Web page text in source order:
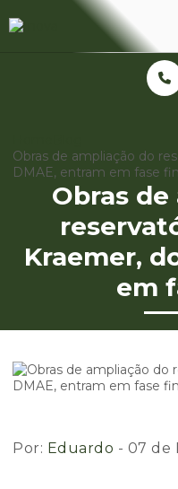
Obras de ampliação do
DMAE, entram em fase
Obras
Kraemer,
em
Por: Eduardo - 07 de